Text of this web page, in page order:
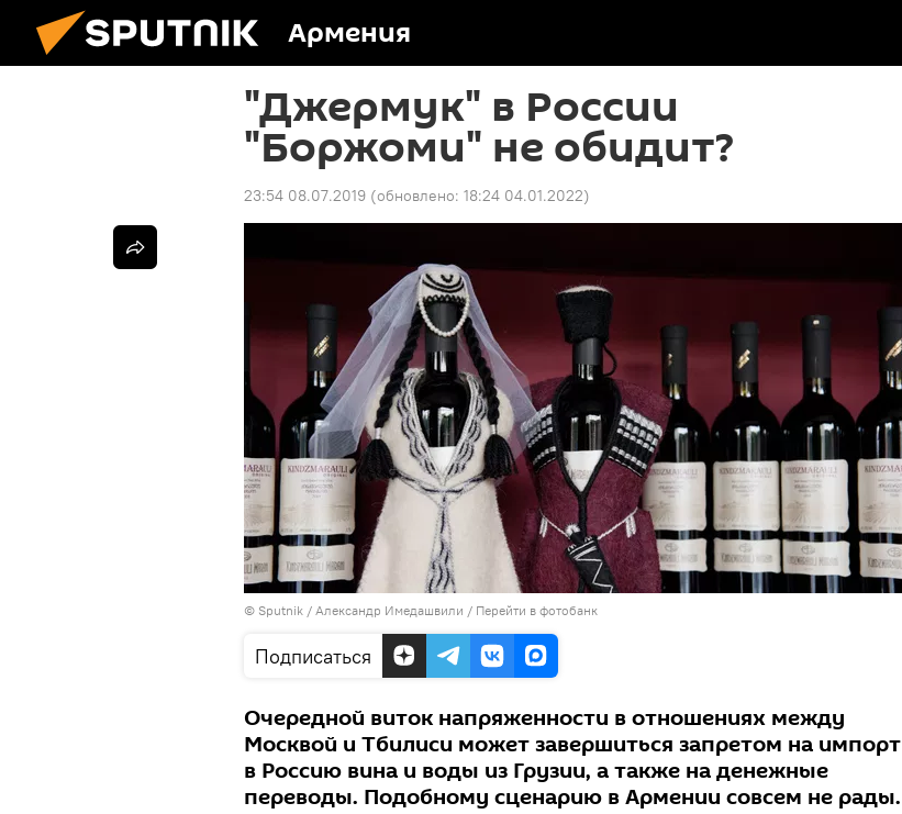
Армения
"Джермук" в России
"Боржоми" не обидит?
23:54 08.07.2019 (обновлено: 18:24 04.01.2022)
© Sputnik / Александр Имедашвили / Перейти в фотобанк
Подписаться
Очередной виток напряженности в отношениях между
Москвой и Тбилиси может завершиться запретом на импорт
в Россию вина и воды из Грузии, а также на денежные
переводы. Подобному сценарию в Армении совсем не рады.